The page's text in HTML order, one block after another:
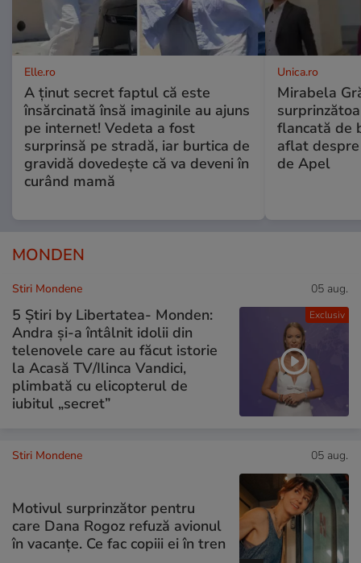
Elle.ro
A ținut secret faptul că este
însărcinată însă imaginile au ajuns
pe internet! Vedeta a fost
surprinsă pe stradă, iar burtica de
gravidă dovedește că va deveni în
curând mamă
Unica.ro
Mirabela
flancată de
aflat
de Apel
MONDEN
Exclusiv
Stiri Mondene 05 aug.
5 Știri by Libertatea- Monden:
Andra și-a întâlnit idolii din
telenovele care au făcut istorie
la Acasă TV/Ilinca Vandici,
plimbată cu elicopterul de
iubitul „secret”
Stiri Mondene 05 aug.
Motivul surprinzător pentru
care Dana Rogoz refuză avionul
în vacanțe. Ce fac copiii ei în tren